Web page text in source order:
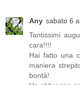
Any sabato 6
Tantissimi
cara!!!!
Hai fatto una
maniera
bontà!